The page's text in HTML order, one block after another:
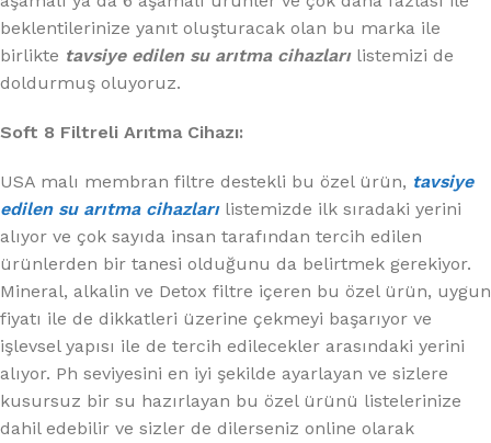
beklentilerinize yanıt oluşturacak olan bu marka ile
birlikte tavsiye edilen su arıtma cihazları listemizi de
doldurmuş oluyoruz.
Soft 8 Filtreli Arıtma Cihazı:
USA malı membran filtre destekli bu özel ürün, tavsiye
edilen su arıtma cihazları listemizde ilk sıradaki yerini
alıyor ve çok sayıda insan tarafından tercih edilen
ürünlerden bir tanesi olduğunu da belirtmek gerekiyor.
Mineral, alkalin ve Detox filtre içeren bu özel ürün, uygun
fiyatı ile de dikkatleri üzerine çekmeyi başarıyor ve
işlevsel yapısı ile de tercih edilecekler arasındaki yerini
alıyor. Ph seviyesini en iyi şekilde ayarlayan ve sizlere
kusursuz bir su hazırlayan bu özel ürünü listelerinize
dahil edebilir ve sizler de dilerseniz online olarak